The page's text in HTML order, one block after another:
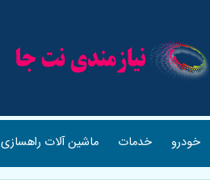
خودرو خدمات ماشین آلات راهسازی